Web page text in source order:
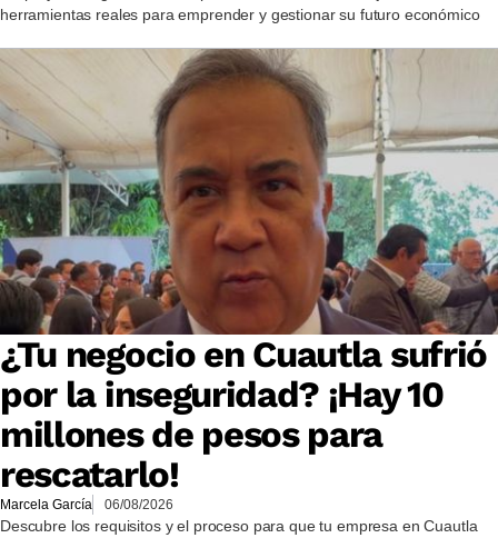
herramientas reales para emprender y gestionar su futuro económico
¿Tu negocio en Cuautla sufrió
por la inseguridad? ¡Hay 10
millones de pesos para
rescatarlo!
Marcela García 06/08/2026
Descubre los requisitos y el proceso para que tu empresa en Cuautla